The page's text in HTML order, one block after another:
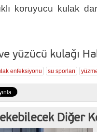
koruyucu kulak
yüzücü kulağı
enfeksiyonu su sporları
Diğer